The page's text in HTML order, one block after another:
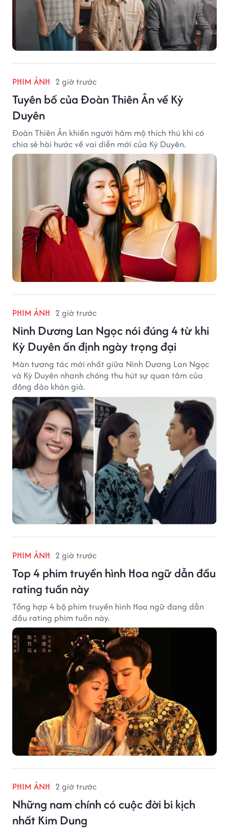
PHIM ẢNH 2 giờ trước
Tuyên bố của Đoàn Thiên Ân về Kỳ
Duyên
Đoàn Thiên Ân khiến người hâm mộ thích thú khi có
chia sẻ hài hước về vai diễn mới của Kỳ Duyên.
PHIM ẢNH 2 giờ trước
Ninh Dương Lan Ngọc nói đúng 4 từ khi
Kỳ Duyên ấn định ngày trọng đại
Màn tương tác mới nhất giữa Ninh Dương Lan Ngọc
và Kỳ Duyên nhanh chóng thu hút sự quan tâm của
đông đảo khán giả.
PHIM ẢNH 2 giờ trước
Top 4 phim truyền hình Hoa ngữ dẫn đầu
rating tuần này
Tổng hợp 4 bộ phim truyền hình Hoa ngữ đang dẫn
đầu rating phim tuần này.
PHIM ẢNH 2 giờ trước
Những nam chính có cuộc đời bi kịch
nhất Kim Dung